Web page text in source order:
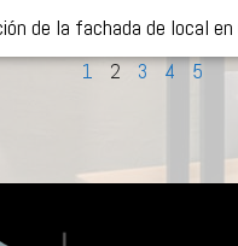
de la fachada de local
1 2 3 4 5